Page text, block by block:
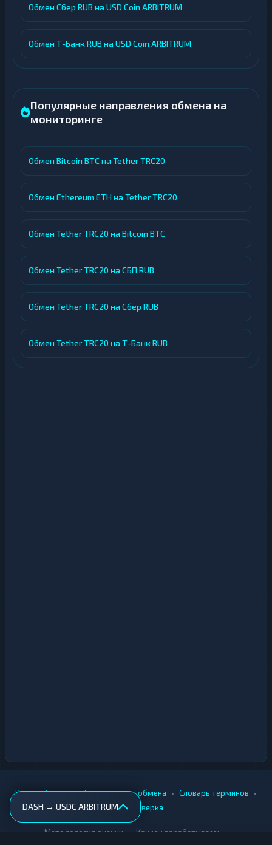
Обмен Сбер RUB на USD Coin ARBITRUM
Обмен Т-Банк RUB на USD Coin ARBITRUM
Популярные направления обмена на
мониторинге
Обмен Bitcoin BTC на Tether TRC20
Обмен Ethereum ETH на Tether TRC20
Обмен Tether TRC20 на Bitcoin BTC
Обмен Tether TRC20 на СБП RUB
Обмен Tether TRC20 на Сбер RUB
Обмен Tether TRC20 на Т-Банк RUB
DASH → USDC ARBITRUM
Вики • Города • Безопасность обмена • Словарь терминов •
AML-проверка
Методология оценки Как мы зарабатываем